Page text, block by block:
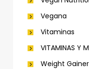
Vegana
Vitaminas
VITAMINAS Y
Weight